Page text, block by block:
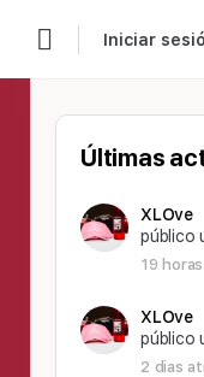
Iniciar
Últimas
XLOve
público
19
XLOve
público
2 dias